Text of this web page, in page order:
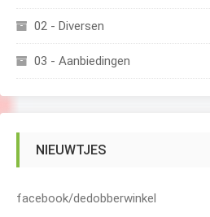
02 - Diversen
03 - Aanbiedingen
NIEUWTJES
facebook/dedobberwinkel